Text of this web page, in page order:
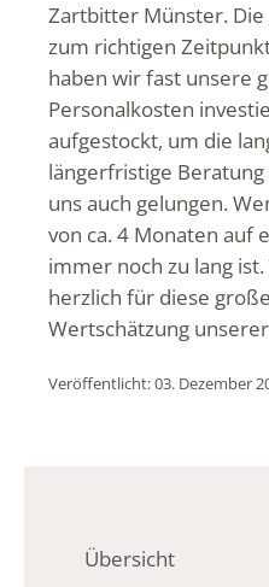
Zartbitter Münster.
zum richtigen
haben wir fast unsere
Personalkosten
aufgestockt, um die
längerfristige
uns auch gelungen.
von ca. 4 Monaten auf
immer noch zu lang
herzlich für diese
Wertschätzung
Veröffentlicht: 03. Dezember
Übersicht